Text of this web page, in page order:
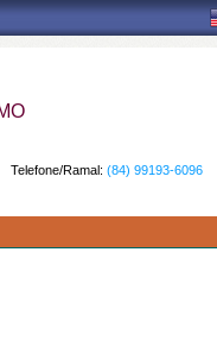
Telefone/Ramal: (84) 99193-6096